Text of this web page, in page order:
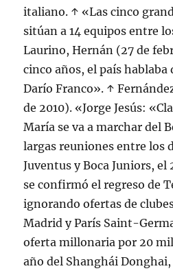
italiano. ↑ «Las cinco
sitúan a 14 equipos entre
Laurino, Hernán (27 de
cinco años, el país
Darío Franco». ↑
de 2010). «Jorge Jesús:
María se va a marchar del
largas reuniones entre los
Juventus y Boca Juniors, el
se confirmó el regreso de
ignorando ofertas de
Madrid y París Saint-
oferta millonaria por 20
año del Shanghái